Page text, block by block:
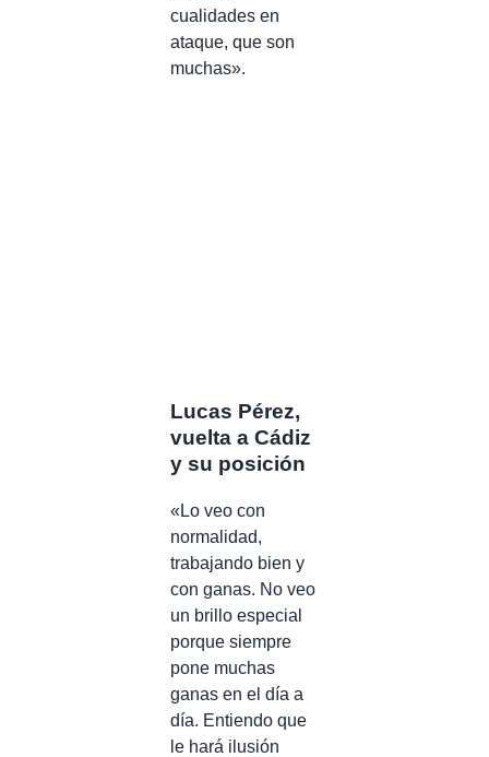
cualidades en
ataque, que son
muchas».
Lucas Pérez,
vuelta a Cádiz
y su posición
«Lo veo con
normalidad,
trabajando bien y
con ganas. No veo
un brillo especial
porque siempre
pone muchas
ganas en el día a
día. Entiendo que
le hará ilusión